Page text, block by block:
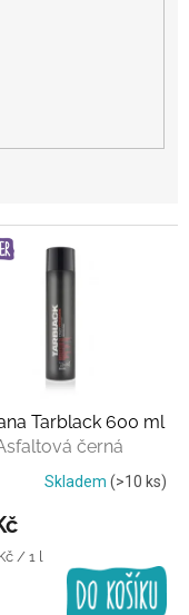
Tarblack 600 ml
černá
Skladem (>10 ks)
/ 1 l